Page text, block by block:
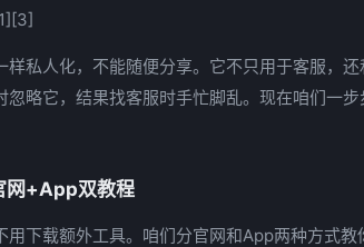
样私人化，不能随便分享。它不只用于客服，
略它，结果找客服时手忙脚乱。现在咱们一
网+App双教程
用下载额外工具。咱们分官网和App两种方式教